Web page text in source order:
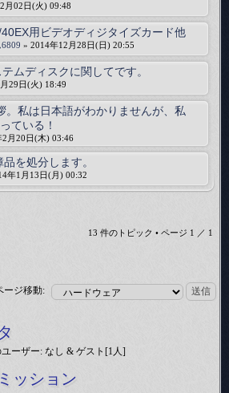
月02日(火) 09:48
用ビデオディジタイズカード他
» 2014年12月28日(日) 20:55
ムディスクに関してです。
29日(火) 18:49
。私は日本語がわかりませんが、私
ている！
2月20日(木) 03:46
を処分します。
年1月13日(月) 00:32
13 件のトピック • ページ 1 ／ 1
ージ移動:
ーザー: なし & ゲスト[1人]
ッション